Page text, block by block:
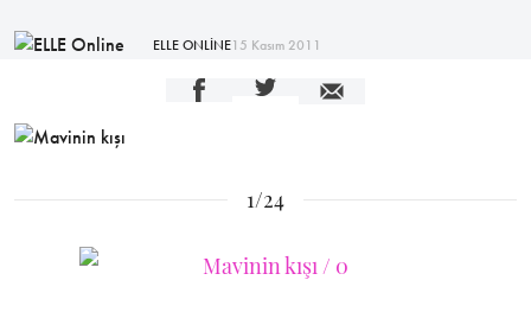
ELLE ONLİNE15 Kasım 2011
1/24